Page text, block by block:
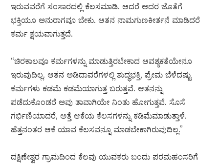
ಇರುವವರೆಗೆ ಸಂಸಾರದಲ್ಲಿ ಕೆಲಸಮಾಡಿ. ಆದರೆ ಅದರ ಜೊತೆಗೆ
ಭಕ್ತಿಯೂ ಅನುರಾಗವೂ ಬೇಕು. ಆತನ ನಾಮಗುಣಕೀರ್ತನೆ ಮಾಡಿದರೆ
ಕರ್ಮ ಕ್ಷಯವಾಗುತ್ತದೆ.
“ಚಿರಕಾಲವೂ ಕರ್ಮಗಳನ್ನು ಮಾಡುತ್ತಿರಬೇಕಾದ ಆವಶ್ಯಕತೆಯೇನೂ
ಇರುವುದಿಲ್ಲ. ಆತನ ಅಡಿದಾವರೆಗಳಲ್ಲಿ ಶುದ್ಧಭಕ್ತಿ, ಪ್ರೇಮ ಬೆಳೆದಷ್ಟು
ಕರ್ಮಗಳು ಕಡಮೆ ಕಡಮೆಯಾಗುತ್ತ ಬರುತ್ತವೆ. ಆತನನ್ನು
ಪಡೆದುಕೊಂಡರೆ ಅವು ತಾವಾಗಿಯೇ ನಿಂತು ಹೋಗುತ್ತವೆ. ಸೊಸೆ
ಗರ್ಭಿಣಿಯಾದರೆ, ಅತ್ತೆ ಆಕೆಯ ಕೆಲಸಗಳನ್ನು ಕಡಿಮೆಮಾಡುತ್ತಾಳೆ.
ಹೆತ್ತನಂತರ ಆಕೆ ಯಾವ ಕೆಲಸವನ್ನೂ ಮಾಡಬೇಕಾಗಿರುವುದಿಲ್ಲ.”
ದಕ್ಷಿಣೇಶ್ವರ ಗ್ರಾಮದಿಂದ ಕೆಲವು ಯುವಕರು ಬಂದು ಪರಮಹಂಸರಿಗೆ